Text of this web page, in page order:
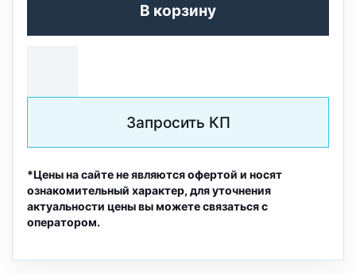
В корзину
Запросить КП
*Цены на сайте не являются офертой и носят
ознакомительный характер, для уточнения
актуальности цены вы можете связаться с
оператором.